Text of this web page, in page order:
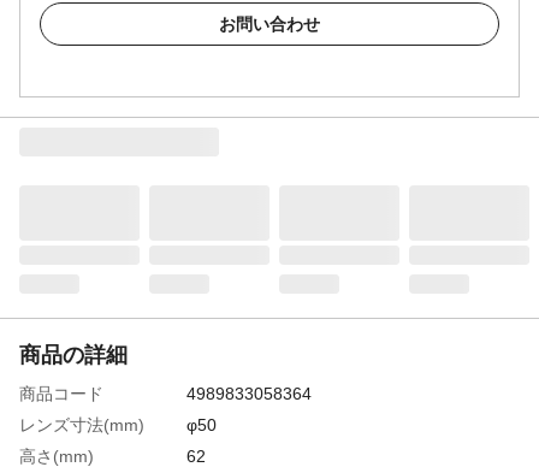
お問い合わせ
商品の詳細
商品コード
4989833058364
レンズ寸法(mm)
φ50
高さ(mm)
62